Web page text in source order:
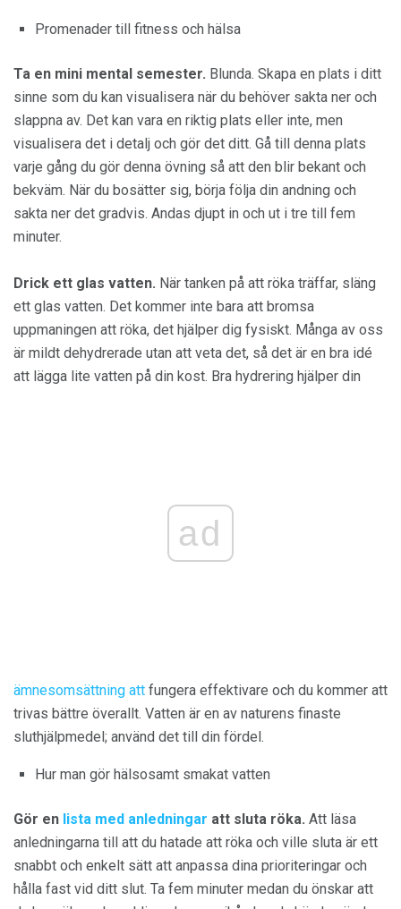
Promenader till fitness och hälsa
Ta en mini mental semester. Blunda. Skapa en plats i ditt
sinne som du kan visualisera när du behöver sakta ner och
slappna av. Det kan vara en riktig plats eller inte, men
visualisera det i detalj och gör det ditt. Gå till denna plats
varje gång du gör denna övning så att den blir bekant och
bekväm. När du bosätter sig, börja följa din andning och
sakta ner det gradvis. Andas djupt in och ut i tre till fem
minuter.
Drick ett glas vatten. När tanken på att röka träffar, släng
ett glas vatten. Det kommer inte bara att bromsa
uppmaningen att röka, det hjälper dig fysiskt. Många av oss
är mildt dehydrerade utan att veta det, så det är en bra idé
att lägga lite vatten på din kost. Bra hydrering hjälper din
ad
ämnesomsättning att fungera effektivare och du kommer att
trivas bättre överallt. Vatten är en av naturens finaste
sluthjälpmedel; använd det till din fördel.
Hur man gör hälsosamt smakat vatten
Gör en lista med anledningar att sluta röka. Att läsa
anledningarna till att du hatade att röka och ville sluta är ett
snabbt och enkelt sätt att anpassa dina prioriteringar och
hålla fast vid ditt slut. Ta fem minuter medan du önskar att